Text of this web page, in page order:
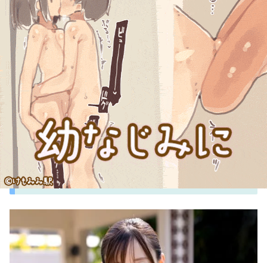
永井すみれの無修正動画・モザイク破壊は無料で
流出してるか？
永井すみれの［広告なし・高画質・高精細］無修
正・モザイク破壊流出動画が見たい！
永井すみれって誰？永井すみれのプロフ
ィール